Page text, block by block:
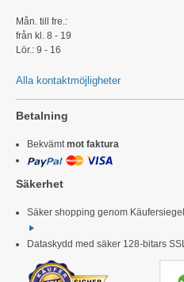
Mån. till fre.:
från kl. 8 - 19
Lör.: 9 - 16
Alla kontaktmöjligheter
Betalning
Bekvämtmot faktura
Säkerhet
Säker shopping genom
Dataskydd med säker 128-bitars